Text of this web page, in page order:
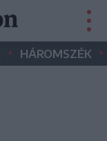
• HÁROMSZÉK •